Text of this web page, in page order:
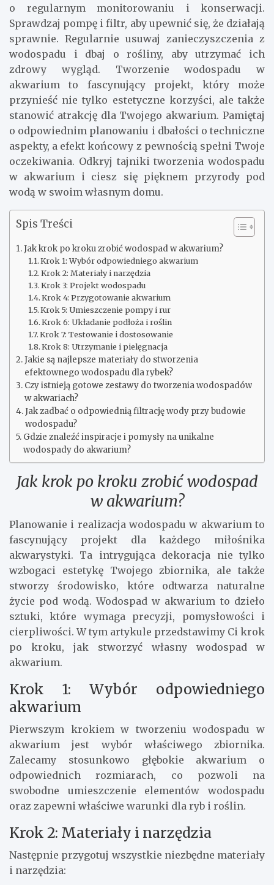
o regularnym monitorowaniu i konserwacji.
Sprawdzaj pompę i filtr, aby upewnić się, że działają
sprawnie. Regularnie usuwaj zanieczyszczenia z
wodospadu i dbaj o rośliny, aby utrzymać ich
zdrowy wygląd. Tworzenie wodospadu w
akwarium to fascynujący projekt, który może
przynieść nie tylko estetyczne korzyści, ale także
stanowić atrakcję dla Twojego akwarium. Pamiętaj
o odpowiednim planowaniu i dbałości o techniczne
aspekty, a efekt końcowy z pewnością spełni Twoje
oczekiwania. Odkryj tajniki tworzenia wodospadu
w akwarium i ciesz się pięknem przyrody pod
wodą w swoim własnym domu.
Spis Treści
Jak krok po kroku zrobić wodospad w akwarium?
Krok 1: Wybór odpowiedniego akwarium
Krok 2: Materiały i narzędzia
Krok 3: Projekt wodospadu
Krok 4: Przygotowanie akwarium
Krok 5: Umieszczenie pompy i rur
Krok 6: Układanie podłoża i roślin
Krok 7: Testowanie i dostosowanie
Krok 8: Utrzymanie i pielęgnacja
Jakie są najlepsze materiały do stworzenia
efektownego wodospadu dla rybek?
Czy istnieją gotowe zestawy do tworzenia wodospadów
w akwariach?
Jak zadbać o odpowiednią filtrację wody przy budowie
wodospadu?
Gdzie znaleźć inspiracje i pomysły na unikalne
wodospady do akwarium?
Jak krok po kroku zrobić wodospad
w akwarium?
Planowanie i realizacja wodospadu w akwarium to
fascynujący projekt dla każdego miłośnika
akwarystyki. Ta intrygująca dekoracja nie tylko
wzbogaci estetykę Twojego zbiornika, ale także
stworzy środowisko, które odtwarza naturalne
życie pod wodą. Wodospad w akwarium to dzieło
sztuki, które wymaga precyzji, pomysłowości i
cierpliwości. W tym artykule przedstawimy Ci krok
po kroku, jak stworzyć własny wodospad w
akwarium.
Krok 1: Wybór odpowiedniego
akwarium
Pierwszym krokiem w tworzeniu wodospadu w
akwarium jest wybór właściwego zbiornika.
Zalecamy stosunkowo głębokie akwarium o
odpowiednich rozmiarach, co pozwoli na
swobodne umieszczenie elementów wodospadu
oraz zapewni właściwe warunki dla ryb i roślin.
Krok 2: Materiały i narzędzia
Następnie przygotuj wszystkie niezbędne materiały
i narzędzia: